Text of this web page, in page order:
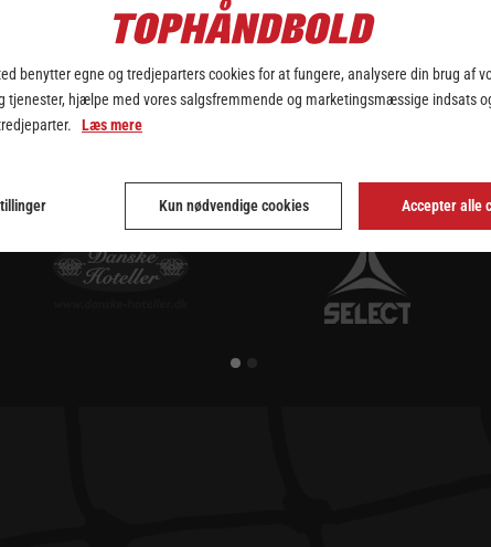
ligaen efter sommerferien. Det blev en kendsgerning, da
Sports Klub) og kun 3 kampe tilbage er sagen klar.
benytter egne og tredjeparters cookies for at fungere, analysere din brug af
tjenester, hjælpe med vores salgsfremmende og marketingsmæssige indsats
Læs mere
Kun nødvendige cookies Accepter alle